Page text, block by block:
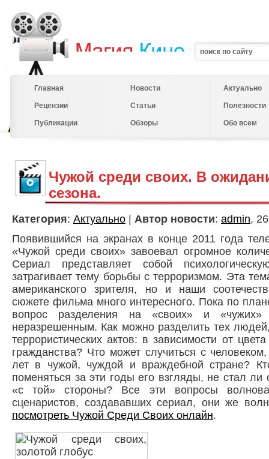
Главная
Рецензии
Публикации
Новости
Статьи
Обзоры
Актуально
Полезности
Обо всем
Чужой среди своих. В
сезона.
Категория: Актуально Автор новости: admin,
Появившийся на экранах в конце 2011 года
«Чужой среди своих» завоевал огромное
Сериал представляет собой
затрагивает тему борьбы с терроризмом. Эта
американского зрителя, но и наши
сюжете фильма много интересного. Пока по
вопрос разделения на «своих» и «чужих»
неразрешенным. Как можно разделить тех
террористических актов: в зависимости от
гражданства? Что может случиться с
лет в чужой, чуждой и враждебной стране?
поменяться за эти годы его взгляды, не стал ли
«с той» стороны? Все эти вопросы
сценаристов, создававших сериал, они же
посмотреть Чужой Среди Своих онлайн.